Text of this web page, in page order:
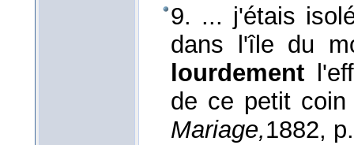
9. ... j'étais
dans l'île du
lourdement
de ce petit
Mariage,1882,